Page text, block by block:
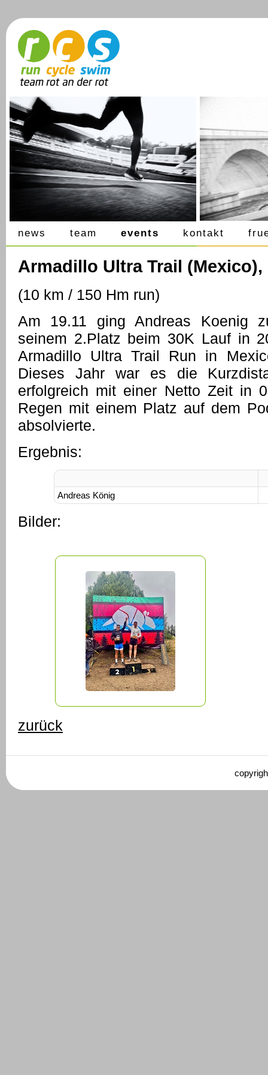
news team events kontakt
Armadillo Ultra Trail (Mexico),
(10 km / 150 Hm run)
Am 19.11 ging Andreas Koenig
seinem 2.Platz beim 30K Lauf in
Armadillo Ultra Trail Run in
Dieses Jahr war es die
erfolgreich mit einer Netto Zeit in
Regen mit einem Platz auf dem
absolvierte.
Ergebnis:
Andreas König
Bilder:
zurück